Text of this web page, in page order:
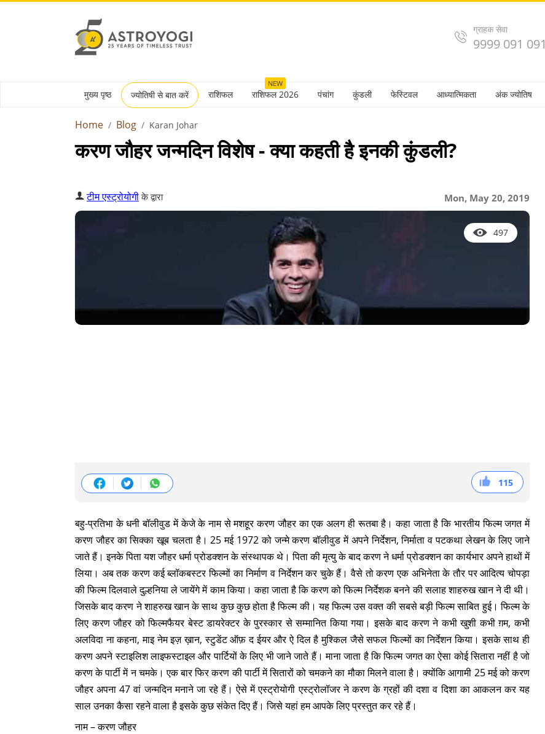
ग्राहक सेवा
9999 091 091
मुख्य पृष्ठ ज्योतिषी से बात करें राशिफल
NEW
राशिफल 2026 पंचांग कुंडली फेस्टिवल आध्यात्मिकता अंक ज्योतिष
Home Blog Karan Johar
करण जौहर जन्मदिन विशेष - क्या कहती है इनकी कुंडली?
Mon, May 20, 2019
टीम एस्ट्रोयोगीके द्वारा
497
115
38
36
41
बहु-प्रतिभा के धनी बॉलीवुड में केजे के नाम से मशहूर करण जौहर का एक अलग ही रूतबा है। कहा जाता है कि भारतीय फिल्म जगत में
करण जौहर का सिक्का खूब चलता है। 25 मई 1972 को जन्मे करण बॉलीवुड में अपने निर्देशन, निर्माता व पटकथा लेखन के लिए जाने
जाते हैं। इनके पिता यश जौहर धर्मा प्रोडक्शन के संस्थापक थे। पिता की मृत्यु के बाद करण ने धर्मा प्रोडक्शन का कार्यभार अपने हाथों में
लिया। अब तक करण कई ब्लॉकबस्टर फिल्मों का निर्माण व निर्देशन कर चुके हैं। वैसे तो करण एक अभिनेता के तौर पर आदित्य चोपड़ा
की फिल्म दिलवाले दुल्हनिया ले जायेंगे में काम किया। कहा जाता है कि करण को फिल्म निर्देशक बनने की सलाह शाहरुख खान ने दी थी।
जिसके बाद करण ने शाहरुख खान के साथ कुछ कुछ होता है फिल्म की। यह फिल्म उस वक्त की सबसे बड़ी फिल्म साबित हुई। फिल्म के
लिए करण जौहर को फिल्मफैयर बेस्ट डायरेक्टर के पुरस्कार से सम्मानित किया गया। इसके बाद करण ने कभी खुशी कभी ग़म, कभी
अलविदा ना कहना, माइ नेम इज़ ख़ान, स्टुडेंट ऑफ़ द ईयर और ऐ दिल है मुश्किल जैसे सफल फिल्मों का निर्देशन किया। इसके साथ ही
करण अपने स्टाइलिश लाइफस्टाइल और पार्टियों के लिए भी जाने जाते हैं। माना जाता है कि फिल्म जगत का ऐसा कोई सितारा नहीं है जो
करण के पार्टी में न चमके। एक बार फिर करण की पार्टी में सितारों को चमकने का मौका मिलने वाला है। क्योंकि आगामी 25 मई को करण
जौहर अपना 47 वां जन्मदिन मनाने जा रहे हैं। ऐसे में एस्ट्रोयोगी एस्ट्रोलॉजर ने करण के ग्रहों की दशा व दिशा का आकलन कर यह
साल उनका कैसा रहने वाला है इसके कुछ संकेत दिए हैं। जिसे यहां हम आपके लिए प्रस्तुत कर रहे हैं।
नाम – करण जौहर